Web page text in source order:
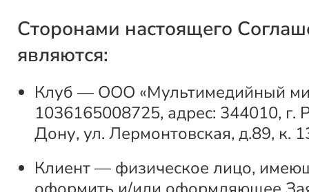
Сторонами настоящего
являются:
Клуб — ООО «Мультимедийный
1036165008725, адрес: 344010, г.
Дону, ул. Лермонтовская, д.89, к.
Клиент — физическое лицо,